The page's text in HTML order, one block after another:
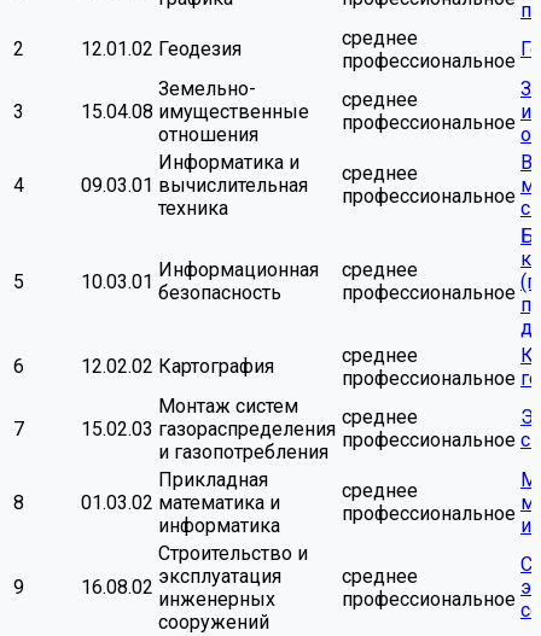
2
12.01.02 Геодезия
среднее
профессиональное
3 15.04.08
Земельно-
имущественные
отношения
среднее
профессиональное
4 09.03.01
Информатика и
вычислительная
техника
среднее
профессиональное
5 10.03.01
Информационная
безопасность
среднее
профессиональное
6
12.02.02 Картография
среднее
профессиональное
7 15.02.03
Монтаж систем
газораспределения
и газопотребления
среднее
профессиональное
8 01.03.02
Прикладная
математика и
информатика
среднее
профессиональное
9 16.08.02
Строительство и
эксплуатация
инженерных
сооружений
среднее
профессиональное